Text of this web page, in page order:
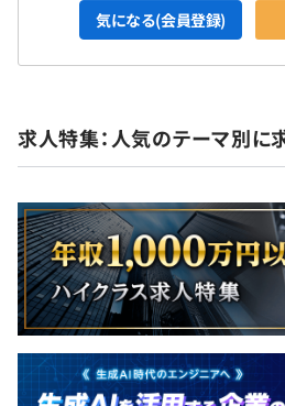
気になる(会員登録)
求人特集：人気のテーマ別に